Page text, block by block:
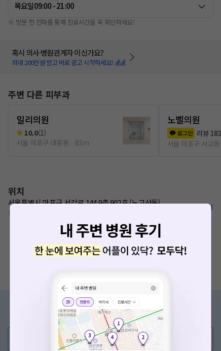
목요일09:00 - 21:00
※ 방문 전 전화를 통해 진료시간을 꼭 확인하세요!
혹시 의사·병원관계자 이신가요?
최대 200만원 받고 바로 광고 시작하세요! 💰💰
주변 다른 피부과
밀리의원
10.0(1)
서울 마포구 대흥동
83m
노벨의원
로그인 리뷰 183
서울 마포구 서교동
위치
서울특별시 마포구 서강로 144 9층 902호 (노고산동)
신촌역 7번출구 200m
복사
증상/치료, 궁금한 점이 있나요?
의사가 직접 답해드려요!
💬 무엇이든 물어보세요